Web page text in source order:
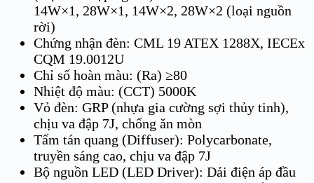
14W×1, 28W×1, 14W×2, 28W×2 (loại nguồn
rời)
Chứng nhận đèn: CML 19 ATEX 1288X, IECEx
CQM 19.0012U
Chỉ số hoàn màu: (Ra) ≥80
Nhiệt độ màu: (CCT) 5000K
Vỏ đèn: GRP (nhựa gia cường sợi thủy tinh),
chịu va đập 7J, chống ăn mòn
Tấm tán quang (Diffuser): Polycarbonate,
truyền sáng cao, chịu va đập 7J
Bộ nguồn LED (LED Driver): Dải điện áp đầu